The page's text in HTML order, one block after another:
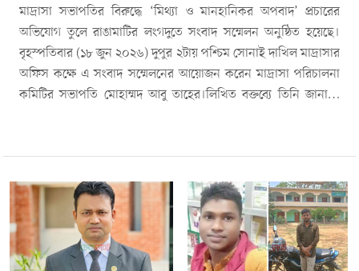
মাদ্রাসা সভাপতির বিরুদ্ধে ‘মিথ্যা ও মানহানিকর অপবাদ’ প্রচারের
অভিযোগ তুলে রাঙামাটির লংগদুতে সংবাদ সম্মেলন অনুষ্ঠিত হয়েছে।
বৃহস্পতিবার (১৮ জুন ২০২৬) দুপুর ২টায় পশ্চিম সোনাই দাখিল মাদ্রাসার
অফিস কক্ষে এ সংবাদ সম্মেলনের আয়োজন করেন মাদ্রাসা পরিচালনা
কমিটির সভাপতি মোহাম্মদ আবু তাহের।লিখিত বক্তব্যে তিনি জানান,
মাস পর্যন্ত একটি ট্রাস্ট নিয়মিতভাবে মাদ্রাসা ও সংশ্লিষ্ট মসজিদে অনুদান
প্রদান করলেও ২০২৫ সালের মার্চ মাস থেকে মাদ্রাসার অনুদান বন্ধ করে
দেওয়া হয়। তবে মসজিদের অনুদান কার্যক্রম অব্যাহত রয়েছে।তিনি দাবি
করেন, একটি স্থানীয় মহল বিভ্রান্তিকর তথ্য দিয়ে ট্রাস্ট কর্তৃপক্ষকে
প্রভাবিত করে অনুদান বন্ধ করিয়েছে।আবু তাহের আরও অভিযোগ করেন,
গত ১৫ জুন এক ভিডিও কলে তার বিরুদ্ধে অনুদানের অর্থ আত্মসাতের